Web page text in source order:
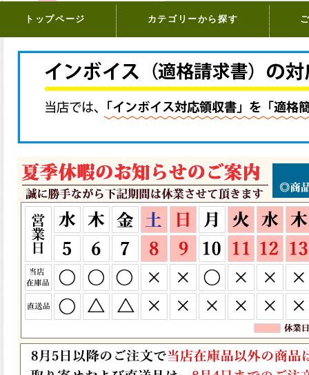
トップページ カテゴリーから探す